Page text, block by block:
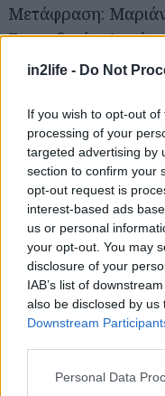
in2life - Do Not
If you wish to opt-out
processing of your
targeted advertising by
section to confirm your
opt-out request is
interest-based ads
us or personal
your opt-out. You may
disclosure of your
IAB’s list of
also be disclosed by
Downstream
Please note that this
Personal Data
Μετάφραση:
Σκηνοθεσία:
Σκηνικά –
Μουσική: Μαρίνα
Βοηθός σκηνοθέτη:
Γκίκα
Φωτογραφίες &
Προβολή και
Will
Πρωταγωνιστούν:
Βαλαβανίδης,
Νικητές